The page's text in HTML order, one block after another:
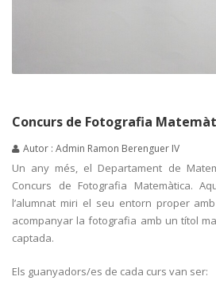
Concurs de Fotografia
Autor : Admin Ramon Berenguer IV
Un any més, el Departament de
Concurs de Fotografia Matemàtica.
l’alumnat miri el seu entorn proper
acompanyar la fotografia amb un títol
captada.
Els guanyadors/es de cada curs van ser: